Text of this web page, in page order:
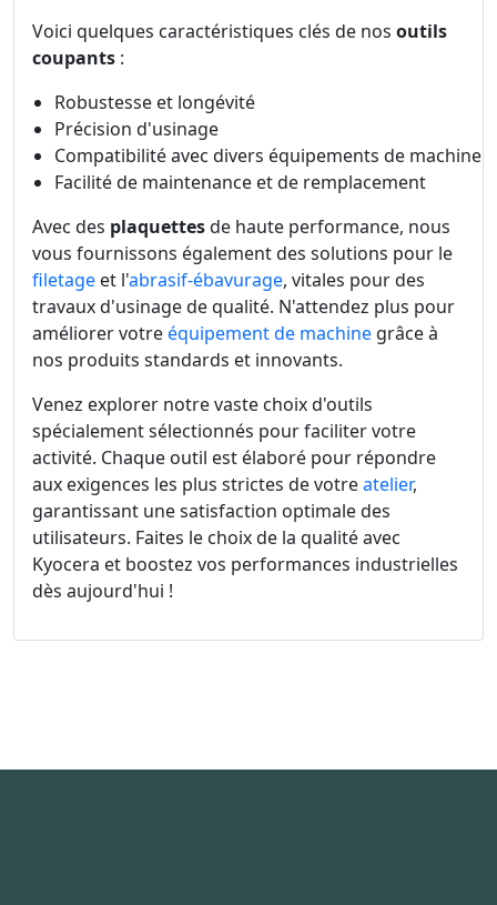
Voici quelques caractéristiques clés de nos outils
coupants :
Robustesse et longévité
Précision d'usinage
Compatibilité avec divers équipements de machine
Facilité de maintenance et de remplacement
Avec des plaquettesde haute performance, nous
vous fournissons également des solutions pour le
filetage et l'abrasif-ébavurage, vitales pour des
travaux d'usinage de qualité. N'attendez plus pour
améliorer votreéquipement de machine grâce à
nos produits standards et innovants.
Venez explorer notre vaste choix d'outils
spécialement sélectionnés pour faciliter votre
activité. Chaque outil est élaboré pour répondre
aux exigences les plus strictes de votreatelier,
garantissant une satisfaction optimale des
utilisateurs. Faites le choix de la qualité avec
Kyocera et boostez vos performances industrielles
dès aujourd'hui !